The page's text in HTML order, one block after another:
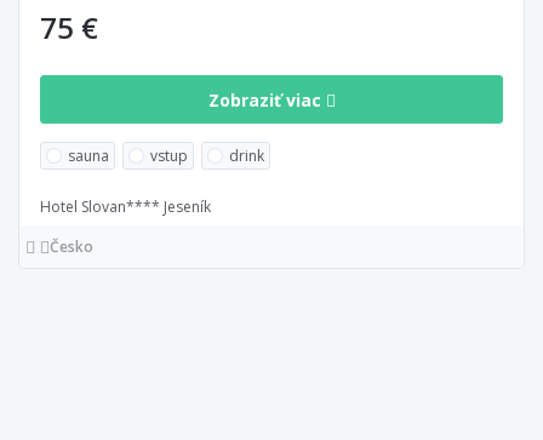
75 €
Zobraziť viac
sauna vstup drink
Hotel Slovan**** Jeseník
Česko